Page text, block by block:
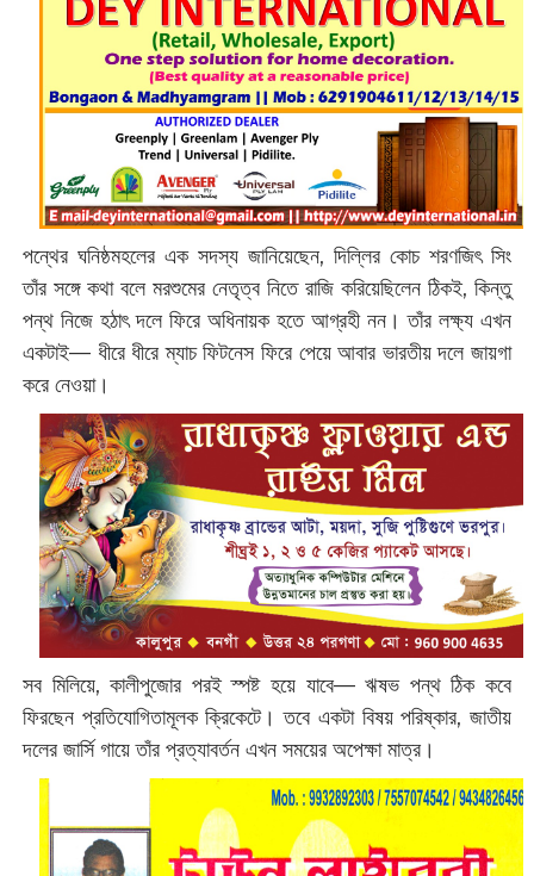
পন্থের ঘনিষ্ঠমহলের এক সদস্য জানিয়েছেন, দিল্লির কোচ শরণজিৎ সিং
তাঁর সঙ্গে কথা বলে মরশুমের নেতৃত্ব নিতে রাজি করিয়েছিলেন ঠিকই, কিন্তু
পন্থ নিজে হঠাৎ দলে ফিরে অধিনায়ক হতে আগ্রহী নন। তাঁর লক্ষ্য এখন
একটাই— ধীরে ধীরে ম্যাচ ফিটনেস ফিরে পেয়ে আবার ভারতীয় দলে জায়গা
করে নেওয়া।
সব মিলিয়ে, কালীপুজোর পরই স্পষ্ট হয়ে যাবে— ঋষভ পন্থ ঠিক কবে
ফিরছেন প্রতিযোগিতামূলক ক্রিকেটে। তবে একটা বিষয় পরিষ্কার, জাতীয়
দলের জার্সি গায়ে তাঁর প্রত্যাবর্তন এখন সময়ের অপেক্ষা মাত্র।